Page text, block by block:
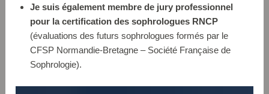
Je suis également membre de jury professionnel
pour la certification des sophrologues RNCP
(évaluations des futurs sophrologues formés par le
CFSP Normandie-Bretagne – Société Française de
Sophrologie).